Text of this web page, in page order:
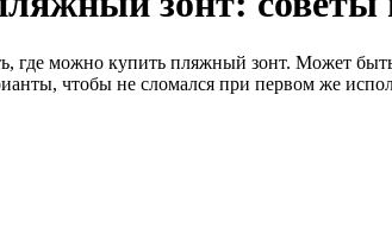
где можно купить пляжный зонт. Может
чтобы не сломался при первом же